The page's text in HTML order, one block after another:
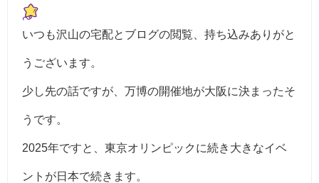
いつも沢山の宅配とブログの閲覧、持ち込みありがと
うございます。
少し先の話ですが、万博の開催地が大阪に決まったそ
うです。
2025年ですと、東京オリンピックに続き大きなイベ
ントが日本で続きます。